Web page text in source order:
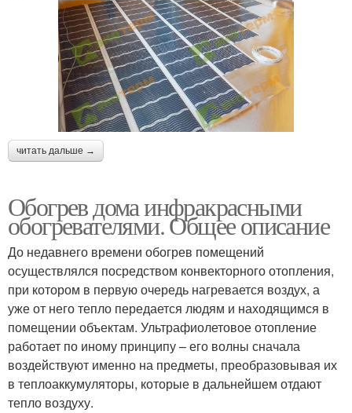
читать дальше →
Обогрев дома инфракрасными
обогревателями. Общее описание
До недавнего времени обогрев помещений
осуществлялся посредством конвекторного отопления,
при котором в первую очередь нагревается воздух, а
уже от него тепло передается людям и находящимся в
помещении объектам. Ультрафиолетовое отопление
работает по иному принципу – его волны сначала
воздействуют именно на предметы, преобразовывая их
в теплоаккумуляторы, которые в дальнейшем отдают
тепло воздуху.